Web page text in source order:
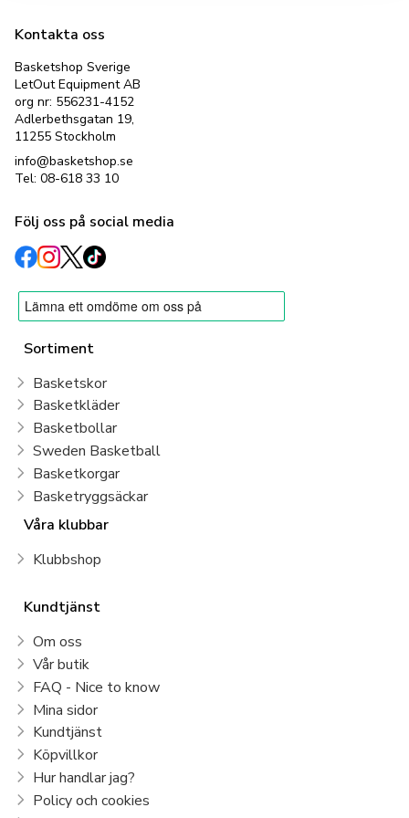
Kontakta oss
Basketshop Sverige
LetOut Equipment AB
org nr: 556231-4152
Adlerbethsgatan 19,
11255 Stockholm
info@basketshop.se
Tel: 08-618 33 10
Följ oss på social media
Sortiment
Basketskor
Basketkläder
Basketbollar
Sweden Basketball
Basketkorgar
Basketryggsäckar
Våra klubbar
Klubbshop
Kundtjänst
Om oss
Vår butik
FAQ - Nice to know
Mina sidor
Kundtjänst
Köpvillkor
Hur handlar jag?
Policy och cookies